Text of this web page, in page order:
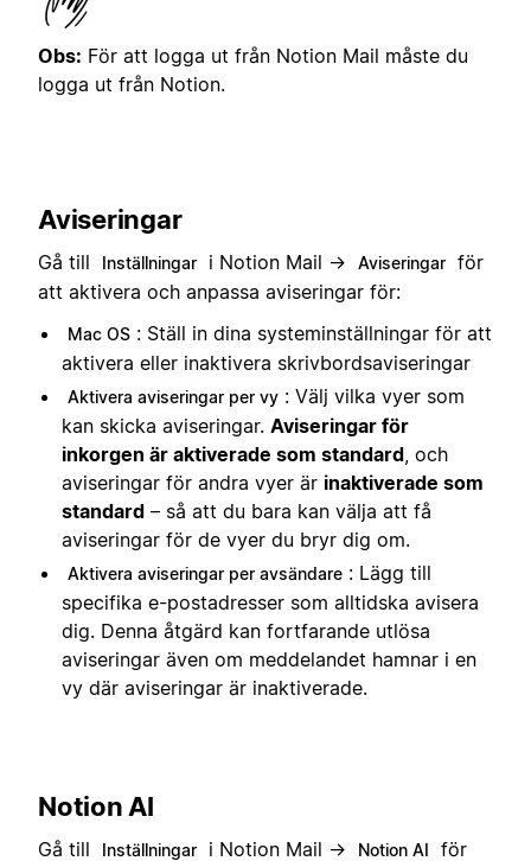
Obs: För att logga ut från Notion Mail måste du
logga ut från Notion.
Aviseringar
Gå till Inställningar i Notion Mail → Aviseringar för
att aktivera och anpassa aviseringar för:
Mac OS : Ställ in dina systeminställningar för att
aktivera eller inaktivera skrivbordsaviseringar
Aktivera aviseringar per vy : Välj vilka vyer som
kan skicka aviseringar. Aviseringar för
inkorgen är aktiverade som standard , och
aviseringar för andra vyer är inaktiverade som
standard – så att du bara kan välja att få
aviseringar för de vyer du bryr dig om.
Aktivera aviseringar per avsändare : Lägg till
specifika e-postadresser som alltidska avisera
dig. Denna åtgärd kan fortfarande utlösa
aviseringar även om meddelandet hamnar i en
vy där aviseringar är inaktiverade.
Notion AI
Gå till Inställningar i Notion Mail → Notion AI för